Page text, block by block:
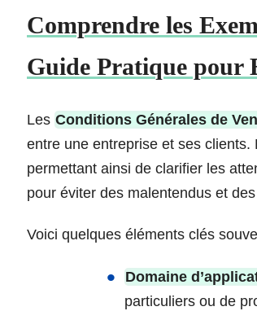
Comprendre les
Guide Pratique pour
Les Conditions Générales de
entre une entreprise et ses
permettant ainsi de clarifier les
pour éviter des malentendus et
Voici quelques éléments clés
Domaine
particuliers ou de